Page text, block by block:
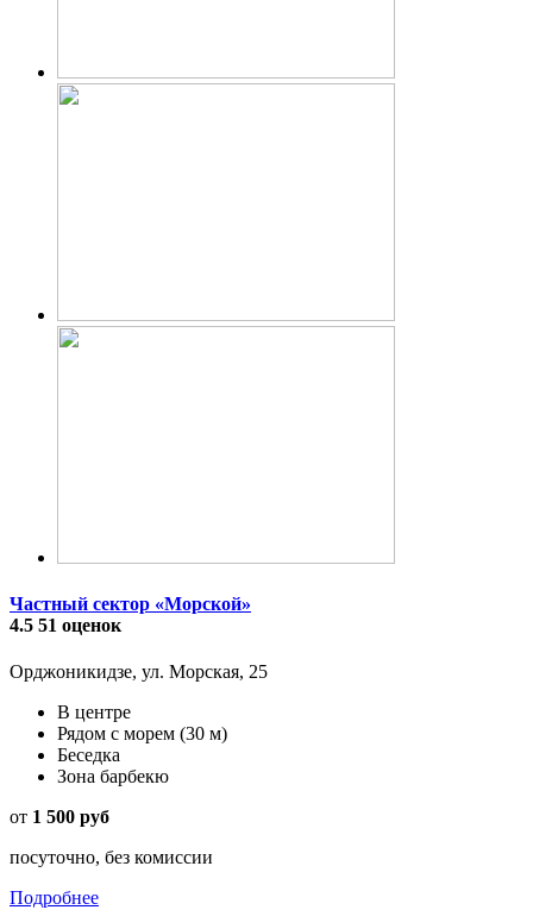
Частный сектор «Морской»
4.5 51 оценок
Орджоникидзе, ул. Морская, 25
В центре
Рядом с морем (30 м)
Беседка
Зона барбекю
от 1 500 руб
посуточно, без комиссии
Подробнее